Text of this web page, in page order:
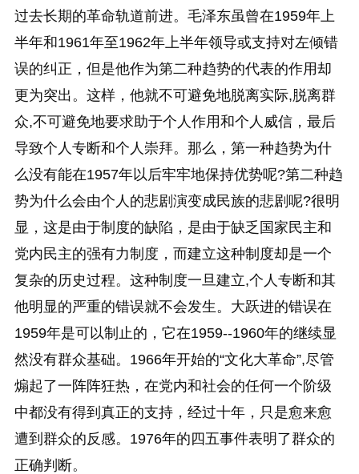
过去长期的革命轨道前进。毛泽东虽曾在1959年上
半年和1961年至1962年上半年领导或支持对左倾错
误的纠正，但是他作为第二种趋势的代表的作用却
更为突出。这样，他就不可避免地脱离实际,脱离群
众,不可避免地要求助于个人作用和个人威信，最后
导致个人专断和个人崇拜。那么，第一种趋势为什
么没有能在1957年以后牢牢地保持优势呢?第二种趋
势为什么会由个人的悲剧演变成民族的悲剧呢?很明
显，这是由于制度的缺陷，是由于缺乏国家民主和
党内民主的强有力制度，而建立这种制度却是一个
复杂的历史过程。这种制度一旦建立,个人专断和其
他明显的严重的错误就不会发生。大跃进的错误在
1959年是可以制止的，它在1959--1960年的继续显
然没有群众基础。1966年开始的“文化大革命”,尽管
煽起了一阵阵狂热，在党内和社会的任何一个阶级
中都没有得到真正的支持，经过十年，只是愈来愈
遭到群众的反感。1976年的四五事件表明了群众的
正确判断。